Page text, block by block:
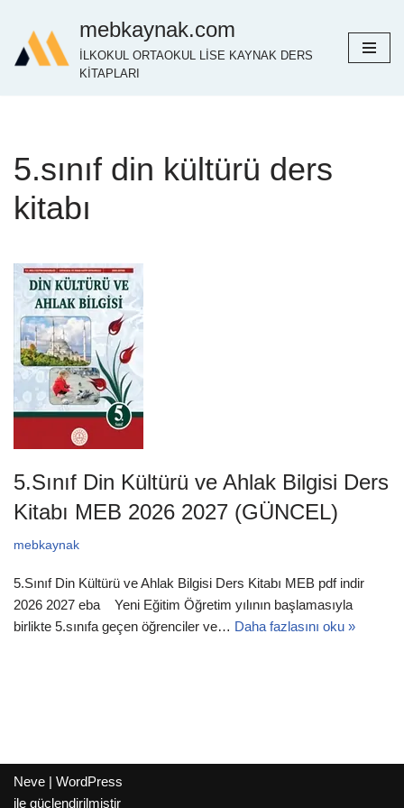
İçeriğe
geç
mebkaynak.com
İLKOKUL ORTAOKUL LİSE KAYNAK DERS
KİTAPLARI
5.sınıf din kültürü ders
kitabı
5.Sınıf Din Kültürü ve Ahlak Bilgisi Ders
Kitabı MEB 2026 2027 (GÜNCEL)
mebkaynak
5.Sınıf Din Kültürü ve Ahlak Bilgisi Ders Kitabı MEB pdf indir
2026 2027 eba Yeni Eğitim Öğretim yılının başlamasıyla
birlikte 5.sınıfa geçen öğrenciler ve… Daha fazlasını oku »
Neve | WordPress
ile güçlendirilmiştir